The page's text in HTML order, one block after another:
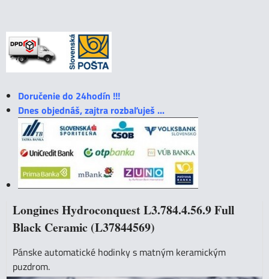
Doručenie do 24hodín !!!
Dnes objednáš, zajtra rozbaľuješ ...
Longines Hydroconquest L3.784.4.56.9 Full
Black Ceramic (L37844569)
Pánske automatické hodinky s matným keramickým
puzdrom.